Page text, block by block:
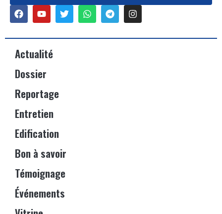
Actualité
Dossier
Reportage
Entretien
Edification
Bon à savoir
Témoignage
Événements